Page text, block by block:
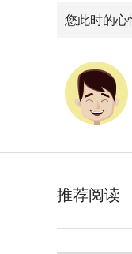
您此时的心
推荐阅读